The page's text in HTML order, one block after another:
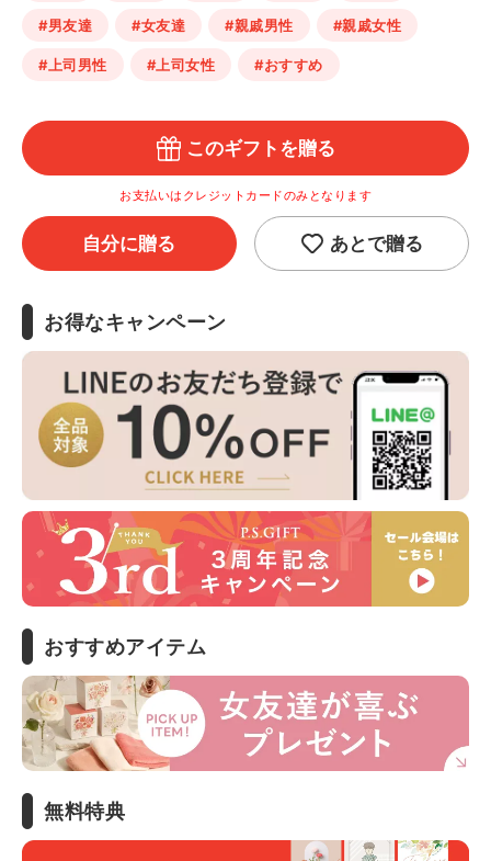
#男友達 #女友達 #親戚男性 #親戚女性
#上司男性 #上司女性 #おすすめ
このギフトを贈る
お支払いはクレジットカードのみとなります
自分に贈る あとで贈る
お得なキャンペーン
おすすめアイテム
無料特典